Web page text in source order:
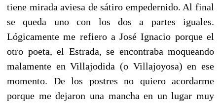
tiene mirada aviesa de sátiro empedernido. Al final
se queda uno con los dos a partes iguales.
Lógicamente me refiero a José Ignacio porque el
otro poeta, el Estrada, se encontraba moqueando
malamente en Villajodida (o Villajoyosa) en ese
momento. De los postres no quiero acordarme
porque me dejaron una mancha en un lugar muy